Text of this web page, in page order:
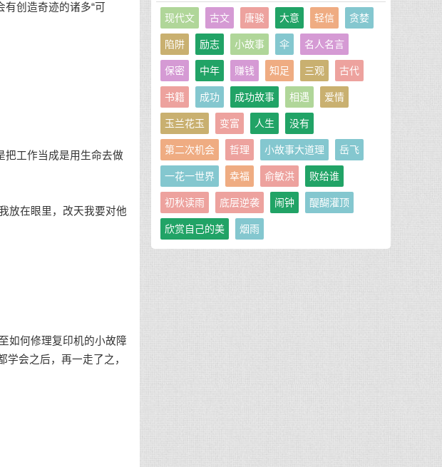
创造奇迹的诸多“可
工作当成是用 生命去做
放在眼里，改天我要对他
如何修理复印机的小故障
学会之后，再一走了之，
现代文 古文 唐骏 大意 轻信 贪婪
陷阱 励志 小故事 伞 名人名言
保密 中年 赚钱 知足 三观 古代
书籍 成功 成功故事 相遇 爱情
玉兰花玉 变富 人生 没有
第二次机会 哲理 小故事大道理 岳飞
一花一世界 幸福 俞敏洪 败给谁
初秋读雨 底层逆袭 闹钟 醍醐灌顶
欣赏自己的美 烟雨